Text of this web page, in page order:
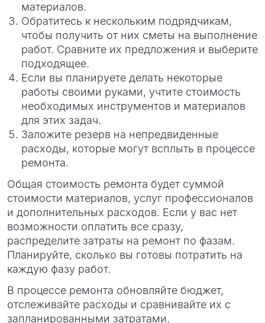
материалов.
Обратитесь к нескольким подрядчикам,
чтобы получить от них сметы на выполнение
работ. Сравните их предложения и выберите
подходящее.
Если вы планируете делать некоторые
работы своими руками, учтите стоимость
необходимых инструментов и материалов
для этих задач.
Заложите резерв на непредвиденные
расходы, которые могут всплыть в процессе
ремонта.
Общая стоимость ремонта будет суммой
стоимости материалов, услуг профессионалов
и дополнительных расходов. Если у вас нет
возможности оплатить все сразу,
распределите затраты на ремонт по фазам.
Планируйте, сколько вы готовы потратить на
каждую фазу работ.
В процессе ремонта обновляйте бюджет,
отслеживайте расходы и сравнивайте их с
запланированными затратами.